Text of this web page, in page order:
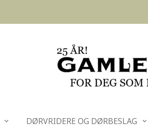
DØRVRIDERE OG DØRBESLAG